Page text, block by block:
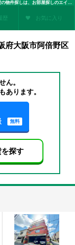
エグゼ阿倍野Ⅱ(303)（大阪府 大阪市阿倍野区）の建物情報|不動産賃貸の物件探しは、お部屋探しのエイブル
歴 お気に入り
府大阪市阿倍野区
ん。
あります。
無料
探す